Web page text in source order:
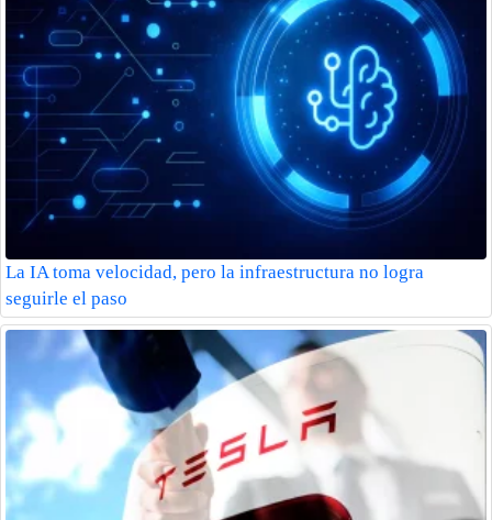
La IA toma velocidad, pero la infraestructura no logra
seguirle el paso